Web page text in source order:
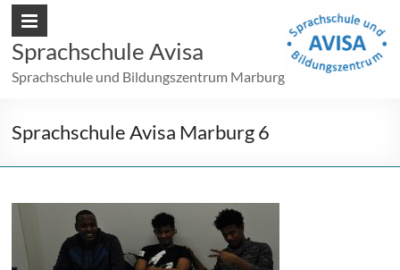
Sprachschule Avisa
Sprachschule und Bildungszentrum Marburg
Sprachschule Avisa Marburg 6